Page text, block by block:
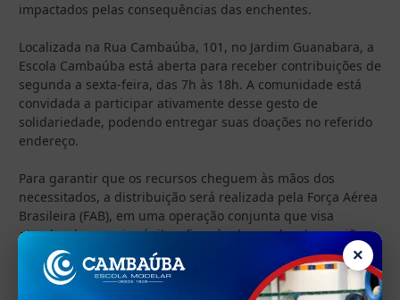
impactados pelas consequências das enchentes.
Localizada na Rua Cambaúba, 101, no Jardim Guanabara, a
Escola Cambaúba está aberta para receber contribuições de
segunda a sexta-feira, das 7h às 18h. A comunidade está
convidada a participar ativamente desse gesto de
solidariedade, podendo entregar suas doações no referido
endereço.
Para garantir que os recursos cheguem às mãos dos
necessitados, a distribuição será realizada pela Força Aérea
Brasileira (FAB), em uma operação conjunta que visa
atender de maneira ágil e eficaz às demandas das regiões
atingidas.
A primeira remessa de doações foi realizada na última
×